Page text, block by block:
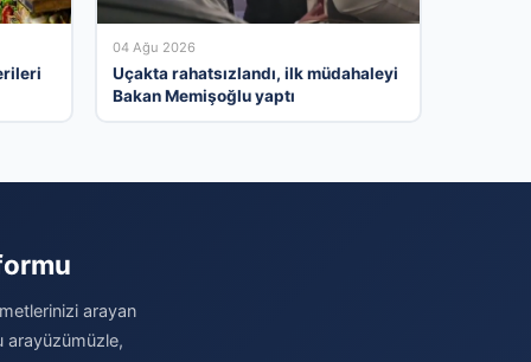
04 Ağu 2026
Uçakta rahatsızlandı, ilk müdahaleyi
Bakan Memişoğlu yaptı
arayan
arayüzümüzle,